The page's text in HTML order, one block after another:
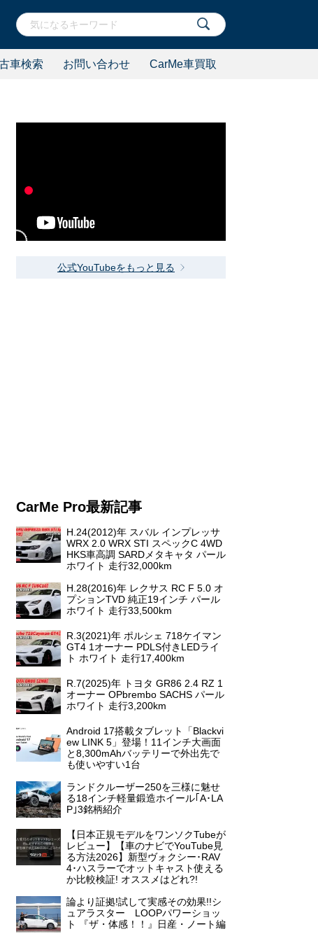
車検索 お問い合わせ CarMe車買取
公式YouTubeをもっと見る
CarMe Pro最新記事
H.24(2012)年 スバル インプレッサ
WRX 2.0 WRX STI スペックC 4WD
HKS車高調 SARDメタキャタ パール
ホワイト 走行32,000km
H.28(2016)年 レクサス RC F 5.0 オ
プションTVD 純正19インチ パール
ホワイト 走行33,500km
R.3(2021)年 ポルシェ 718ケイマン
GT4 1オーナー PDLS付きLEDライ
ト ホワイト 走行17,400km
R.7(2025)年 トヨタ GR86 2.4 RZ 1
オーナー OPbrembo SACHS パール
ホワイト 走行3,200km
Android 17搭載タブレット「Blackvi
ew LINK 5」登場！11インチ大画面
と8,300mAhバッテリーで外出先で
も使いやすい1台
ランドクルーザー250を三様に魅せ
る18インチ軽量鍛造ホイール｢A･LA
P｣3銘柄紹介
【日本正規モデルをワンソクTubeが
レビュー】【車のナビでYouTube見
る方法2026】新型ヴォクシー･RAV
4･ハスラーでオットキャスト使える
か比較検証! オススメはどれ?!
論より証拠!試して実感その効果!!シ
ュアラスター LOOPパワーショッ
ト 『ザ・体感！！』日産・ノート編